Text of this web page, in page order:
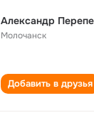
Александр
Молочанск
Добавить в друзья